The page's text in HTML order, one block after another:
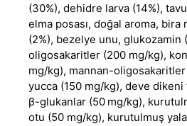
(30%), dehidre larva (14%),
elma posası, doğal aroma, bira
(2%), bezelye unu,
oligosakaritler (200 mg/kg),
mg/kg), mannan-
yucca (150 mg/kg), deve
β-glukanlar (50 mg/kg),
otu (50 mg/kg), kurutulmuş